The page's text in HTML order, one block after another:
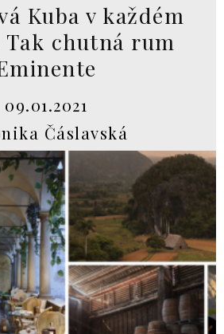
Kuba v každém
Tak chutná rum
09.01.2021
Čáslavská